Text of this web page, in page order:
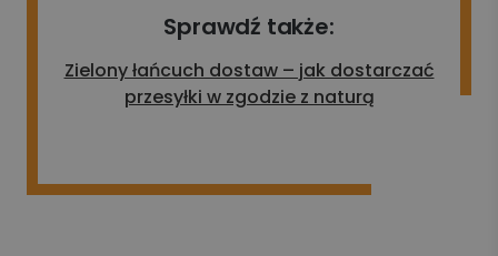
Sprawdź także:
Zielony łańcuch dostaw – jak dostarczać
przesyłki w zgodzie z naturą